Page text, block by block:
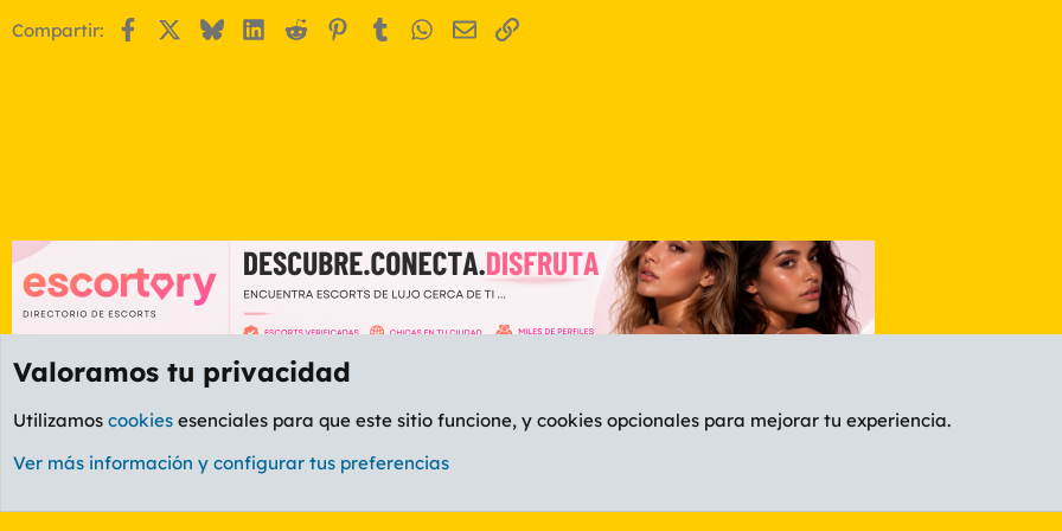
Compartir: FacebookBlueskyLinkedIn
Reddit Pinterest
Tumblr WhatsApp
EmailEnlace
Foro General
Valoramos tu privacidad
Utilizamos cookies esenciales para que este sitio funcione, y cookies opcionales para mejorar tu experiencia.
Ver más información y configurar tus preferencias